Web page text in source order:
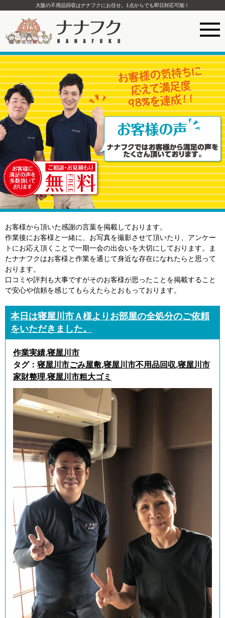
大阪の不用品回収はナナフクにお任せ。1点からでも即日対応可能！
お客様から頂いた感謝の言葉を掲載しております。
作業後にお客様と一緒に、お写真を撮影させて頂いたり、アンケー
トにお応え頂くことで一期一会の出会いを大切にしております。ま
たナナフクはお客様と作業を通じて身近な存在になれたらと思って
おります。
口コミや評判も大事ですがそのお客様が思ったことを掲載すること
で安心や信頼を感じてもらえたらとおもっております。
本日は寝屋川市Ａ様よりお部屋の全処分のご依頼
をいただきました。
作業実績,寝屋川市
タグ： 寝屋川市ごみ屋敷,寝屋川市不用品回収,寝屋川市
家財整理,寝屋川市粗大ゴミ